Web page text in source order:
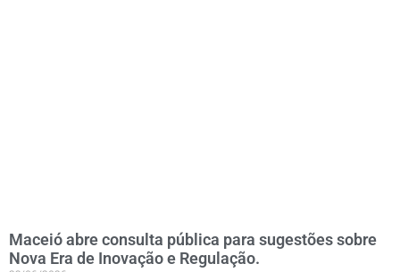
Maceió abre consulta pública para sugestões sobre
Nova Era de Inovação e Regulação.